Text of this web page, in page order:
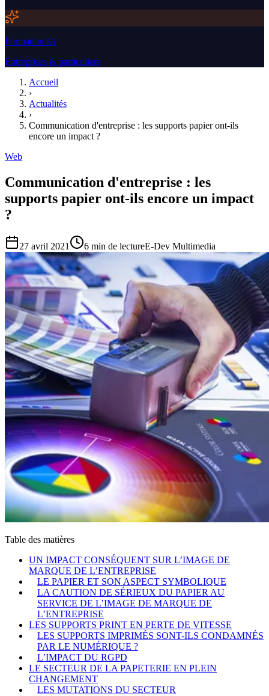
Formation IA
Entreprises & particuliers
Accueil
›
Actualités
›
Communication d'entreprise : les supports papier ont-ils
encore un impact ?
Web
Communication d'entreprise : les
supports papier ont-ils encore un impact
?
27 avril 2021 6 min de lectureE-Dev Multimedia
Table des matières
UN IMPACT CONSÉQUENT SUR L’IMAGE DE
MARQUE DE L’ENTREPRISE
LE PAPIER ET SON ASPECT SYMBOLIQUE
LA CAUTION DE SÉRIEUX DU PAPIER AU
SERVICE DE L’IMAGE DE MARQUE DE
L’ENTREPRISE
LES SUPPORTS PRINT EN PERTE DE VITESSE
LES SUPPORTS IMPRIMÉS SONT-ILS CONDAMNÉS
PAR LE NUMÉRIQUE ?
L’IMPACT DU RGPD
LE SECTEUR DE LA PAPETERIE EN PLEIN
CHANGEMENT
LES MUTATIONS DU SECTEUR